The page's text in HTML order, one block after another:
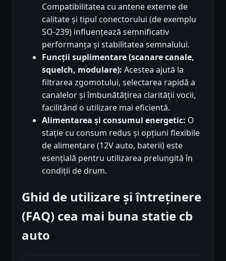
Compatibilitatea cu antene externe de
calitate și tipul conectorului (de exemplu
SO-239) influențează semnificativ
performanța și stabilitatea semnalului.
Funcții suplimentare (scanare canale,
squelch, modulare): Acestea ajută la
filtrarea zgomotului, selectarea rapidă a
canalelor și îmbunătățirea clarității vocii,
facilitând o utilizare mai eficientă.
Alimentarea și consumul energetic: O
stație cu consum redus și opțiuni flexibile
de alimentare (12V auto, baterii) este
esențială pentru utilizarea prelungită în
condiții de drum.
Ghid de utilizare și întreținere
(FAQ) cea mai buna statie cb
auto